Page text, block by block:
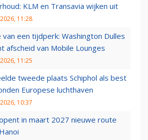
KLM en Transavia wijken uit
11:28
van een tijdperk: Washington Dulles
afscheid van Mobile Lounges
11:25
tweede plaats Schiphol als best
Europese luchthaven
10:37
in maart 2027 nieuwe route